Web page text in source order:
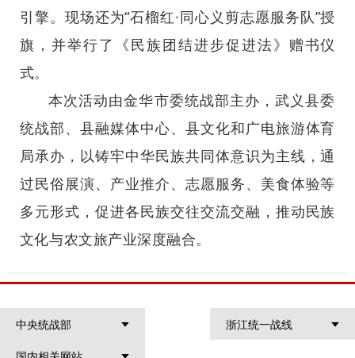
引擎。现场还为“石榴红·同心义剪志愿服务队”授
旗，并举行了《民族团结进步促进法》赠书仪
式。
本次活动由金华市委统战部主办，武义县委
统战部、县融媒体中心、县文化和广电旅游体育
局承办，以铸牢中华民族共同体意识为主线，通
过民俗展演、产业推介、志愿服务、美食体验等
多元形式，促进各民族交往交流交融，推动民族
文化与农文旅产业深度融合。
中央统战部
浙江统一战线